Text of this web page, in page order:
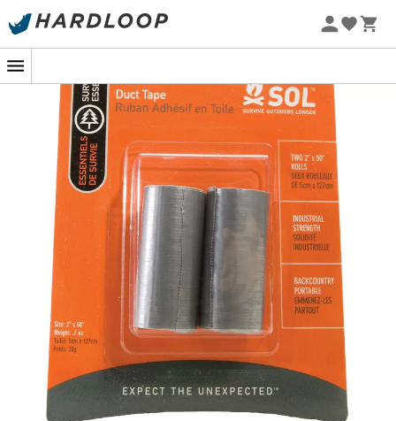
Promos d'été 🔥 -5 % EXTRA dès 2 produits* code Summer5